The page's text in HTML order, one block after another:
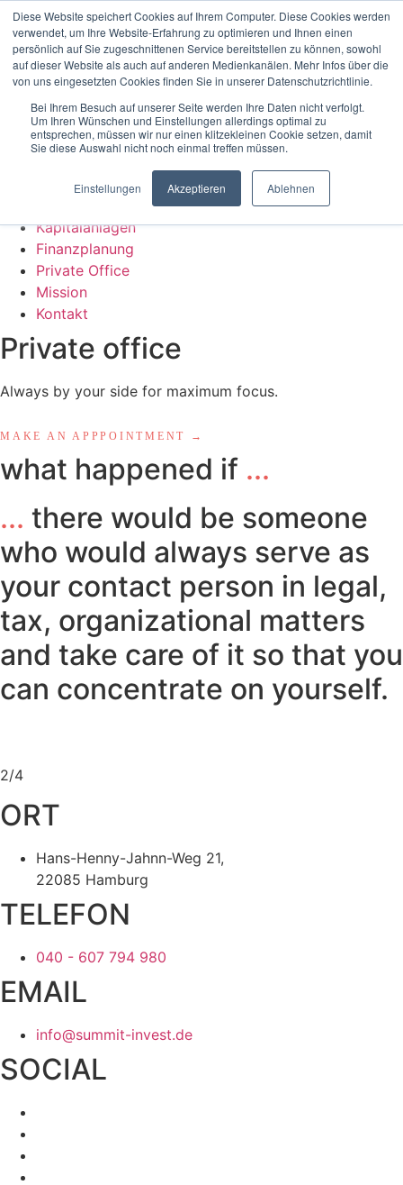
Diese Website speichert Cookies auf Ihrem Computer. Diese Cookies werden
verwendet, um Ihre Website-Erfahrung zu optimieren und Ihnen einen
persönlich auf Sie zugeschnittenen Service bereitstellen zu können, sowohl
auf dieser Website als auch auf anderen Medienkanälen. Mehr Infos über die
von uns eingesetzten Cookies finden Sie in unserer Datenschutzrichtlinie.
Bei Ihrem Besuch auf unserer Seite werden Ihre Daten nicht verfolgt.
Um Ihren Wünschen und Einstellungen allerdings optimal zu
entsprechen, müssen wir nur einen klitzekleinen Cookie setzen, damit
Sie diese Auswahl nicht noch einmal treffen müssen.
Einstellungen Akzeptieren Ablehnen
Zum Inhalt wechseln
Home
Kapitalanlagen
Private Office
Mission
Kapitalanlagen
Finanzplanung
Private Office
Mission
Kontakt
Private office
Always by your side for maximum focus.
MAKE AN APPPOINTMENT →
what happened if ...
... there would be someone
who would always serve as
your contact person in legal,
tax, organizational matters
and take care of it so that you
can concentrate on yourself.
2/4
ORT
Hans-Henny-Jahnn-Weg 21,
22085 Hamburg
TELEFON
040 - 607 794 980
EMAIL
info@summit-invest.de
SOCIAL